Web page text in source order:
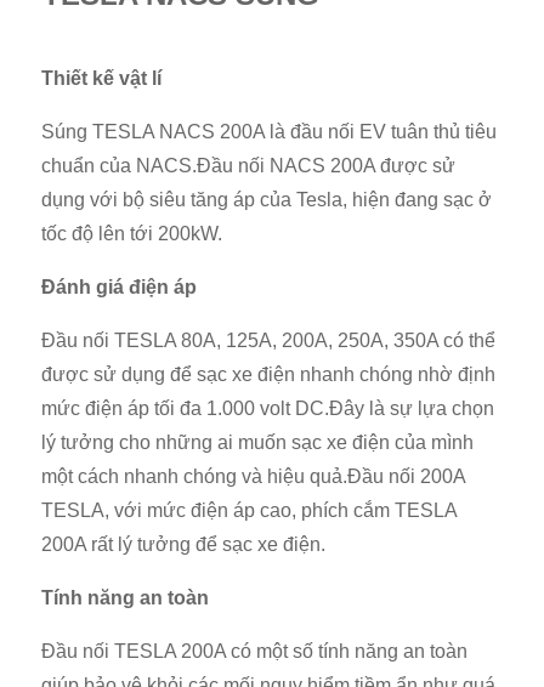
Thiết kế vật lí
Súng TESLA NACS 200A là đầu nối EV tuân thủ tiêu
chuẩn của NACS.Đầu nối NACS 200A được sử
dụng với bộ siêu tăng áp của Tesla, hiện đang sạc ở
tốc độ lên tới 200kW.
Đánh giá điện áp
Đầu nối TESLA 80A, 125A, 200A, 250A, 350A có thể
được sử dụng để sạc xe điện nhanh chóng nhờ định
mức điện áp tối đa 1.000 volt DC.Đây là sự lựa chọn
lý tưởng cho những ai muốn sạc xe điện của mình
một cách nhanh chóng và hiệu quả.Đầu nối 200A
TESLA, với mức điện áp cao, phích cắm TESLA
200A rất lý tưởng để sạc xe điện.
Tính năng an toàn
Đầu nối TESLA 200A có một số tính năng an toàn